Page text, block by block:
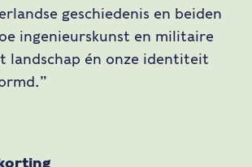
geschiedenis en beiden
ingenieurskunst en militaire
landschap én onze identiteit